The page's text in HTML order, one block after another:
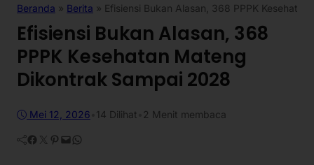
Beranda » Berita » Efisiensi Bukan Alasan, 368 PPPK
Efisiensi Bukan Alasan, 368
PPPK Kesehatan Mateng
Dikontrak Sampai 2028
Mei 12, 2026 14 Dilihat 2 Menit membaca
Facebook Twitter Pinterest Mail WhatsApp